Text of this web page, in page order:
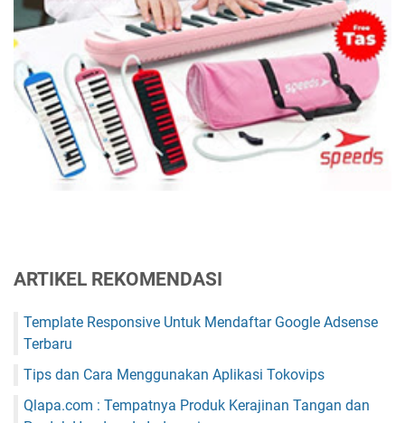
ARTIKEL REKOMENDASI
Template Responsive Untuk Mendaftar Google Adsense
Terbaru
Tips dan Cara Menggunakan Aplikasi Tokovips
Qlapa.com : Tempatnya Produk Kerajinan Tangan dan